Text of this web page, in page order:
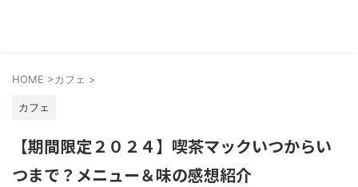
HOME >カフェ >
カフェ
【期間限定２０２４】喫茶マックいつからい
つまで？メニュー＆味の感想紹介